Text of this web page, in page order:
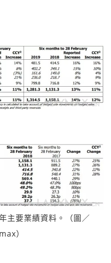
主要業績資料。（圖／
）